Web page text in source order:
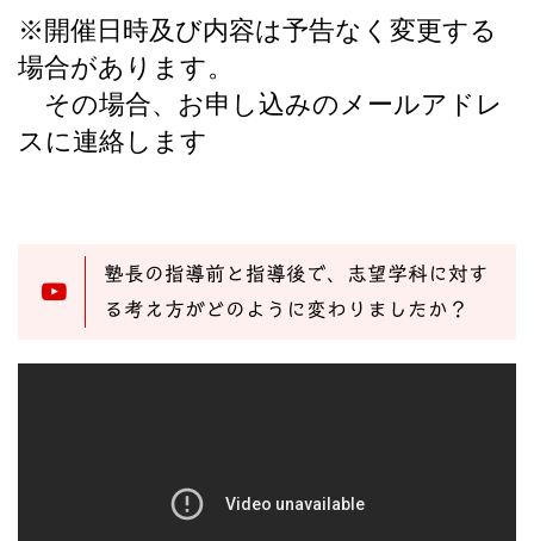
※開催日時及び内容は予告なく変更する
場合があります。
その場合、お申し込みのメールアドレ
スに連絡します
塾長の指導前と指導後で、志望学科に対す
る考え方がどのように変わりましたか？